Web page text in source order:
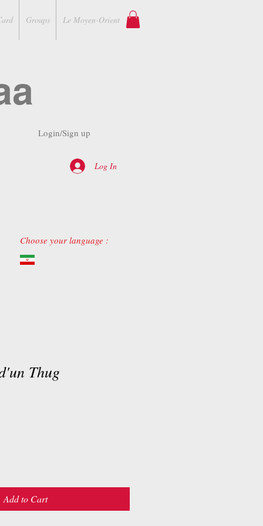
Groups Le Moyen-Orient
Login/Sign up
Log In
Choose your language :
Thug
Add to Cart